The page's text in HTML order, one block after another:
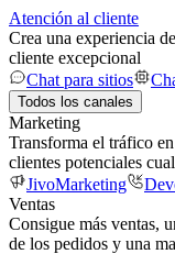
Atención al cliente
Crea una experiencia
cliente excepcional
Chat para sitios
Todos los canales
Marketing
Transforma el tráfico en
clientes potenciales
JivoMarketing
Ventas
Consigue más ventas,
de los pedidos y una